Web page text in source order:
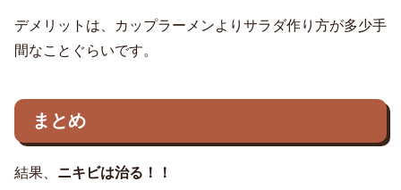
デメリットは、カップラーメンよりサラダ作り方が多少手
間なことぐらいです。
まとめ
結果、 ニキビは治る！！